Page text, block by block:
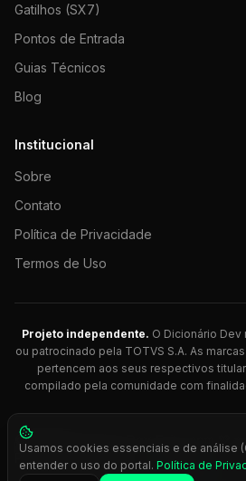
Gatilhos (SX7)
Pontos de Entrada
Guias Técnicos
Blog
Institucional
Sobre
Contato
Política de Privacidade
Termos de Uso
Projeto independente. O Dicionário
ou patrocinado pela TOTVS S.A. As
pertencem aos seus respectivos
compilado pela comunidade com
© 2026 Dicionário Dev. Feito com 💚
Protheus.
Press Ctrl+K
Usamos cookies essenciais e de análise
entender o uso do portal. Política de